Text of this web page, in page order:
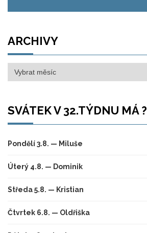
ARCHIVY
Archivy
SVÁTEK V 32.TÝDNU MÁ ?
Pondělí 3.8. — Miluše
Úterý 4.8. — Dominik
Středa 5.8. — Kristian
Čtvrtek 6.8. — Oldřiška